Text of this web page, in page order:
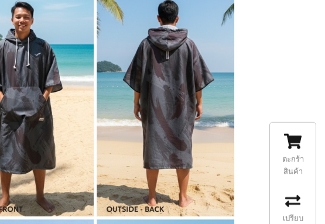
ตะกร้า
สินค้า
เปรียบ